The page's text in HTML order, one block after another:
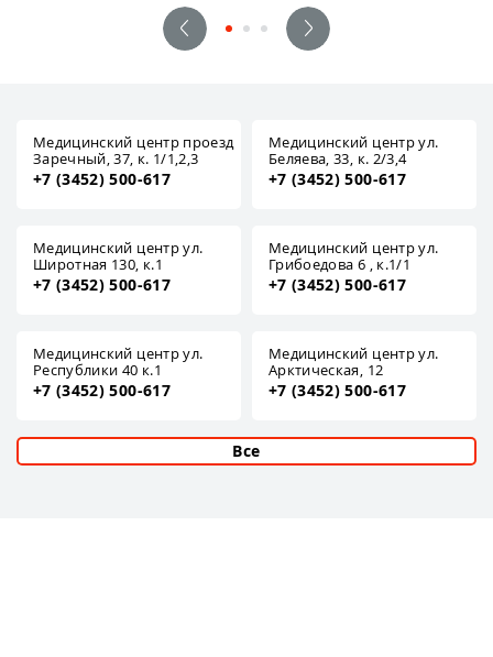
Медицинский центр проезд
Заречный, 37, к. 1/1,2,3
+7 (3452) 500-617
Медицинский центр ул.
Беляева, 33, к. 2/3,4
+7 (3452) 500-617
Медицинский центр ул.
Широтная 130, к.1
+7 (3452) 500-617
Медицинский центр ул.
Грибоедова 6 , к.1/1
+7 (3452) 500-617
Медицинский центр ул.
Республики 40 к.1
+7 (3452) 500-617
Медицинский центр ул.
Арктическая, 12
+7 (3452) 500-617
Все